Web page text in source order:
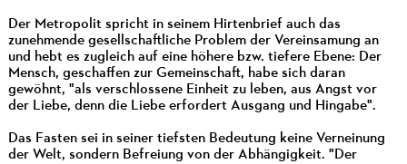
Der Metropolit spricht in seinem Hirtenbrief auch das
zunehmende gesellschaftliche Problem der Vereinsamung an
und hebt es zugleich auf eine höhere bzw. tiefere Ebene: Der
Mensch, geschaffen zur Gemeinschaft, habe sich daran
gewöhnt, "als verschlossene Einheit zu leben, aus Angst vor
der Liebe, denn die Liebe erfordert Ausgang und Hingabe".
Das Fasten sei in seiner tiefsten Bedeutung keine Verneinung
der Welt, sondern Befreiung von der Abhängigkeit. "Der